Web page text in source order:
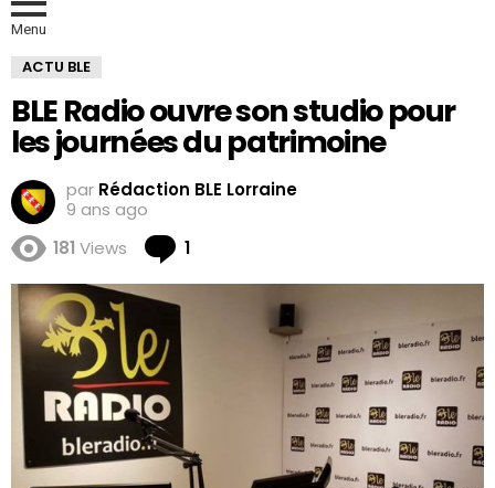
Menu
ACTU BLE
BLE Radio ouvre son studio pour
les journées du patrimoine
par Rédaction BLE Lorraine
9 ans ago
181 Views 1